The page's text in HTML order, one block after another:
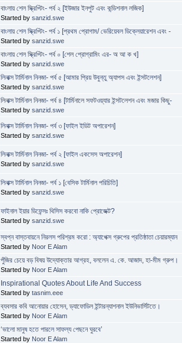
বাংলায় শেল স্ক্রিপ্টিং- পর্ব ২ [ইউজার ইনপুট এবং কন্ডিশনাল লজিক]
Started by sanzid.swe
বাংলায় শেল স্ক্রিপ্টিং- পর্ব ১ [প্রথম প্রোগাম/ ভেরিয়েবল ডিক্লেয়ারেশন এবং -
Started by sanzid.swe
বাংলায় শেল স্ক্রিপ্টিং- পর্ব ০ [শেল প্রোগ্রামিং এর- অ আ ক খ]
Started by sanzid.swe
লিনাক্স টার্মিনাল নিনজা- পর্ব ৫ [আমার প্রিয় উবুন্তু অ্যাপস এবং ইন্সটলেশন]
Started by sanzid.swe
লিনাক্স টার্মিনাল নিনজা- পর্ব ৪ [টার্মিনালে সফটওয়্যার ইন্সটলেশন এবং মজার কিছু-
Started by sanzid.swe
লিনাক্স টার্মিনাল নিনজা- পর্ব ৩ [ফাইল ইডিট অপারেশন]
Started by sanzid.swe
লিনাক্স টার্মিনাল নিনজা- পর্ব ২ [ফাইল একসেস অপারেশন]
Started by sanzid.swe
লিনাক্স টার্মিনাল নিনজা- পর্ব ১ [বেসিক টার্মিনাল পরিচিতি]
Started by sanzid.swe
ফাইনাল ইয়ার ডিফেন্সঃ থিসিস করবো নাকি প্রোজেক্ট?
Started by sanzid.swe
স্বপ্ন বাস্তবায়নে নিরলস পরিশ্রম করো : অ্যাপেক্স গ্রুপের প্রতিষ্ঠাতা চেয়ারম্যান
Started by Noor E Alam
পুঁজির চেয়ে বড় বিষয় উদ্যোক্তার আগ্রহ, বললেন এ. কে. আজাদ, হা-মীম গ্রুপ।
Started by Noor E Alam
Inspirational Quotes About Life And Success
Started by tasnim.eee
ব্যবসার কবি আনোয়ার হোসেন, ড্যাফোডিল ইন্টারন্যাশনাল ইউনিভার্সিটতে।
Started by Noor E Alam
‘ভালো মানুষ হতে পারলে সাফল্য পেছনে ঘুরবে’
Started by Noor E Alam